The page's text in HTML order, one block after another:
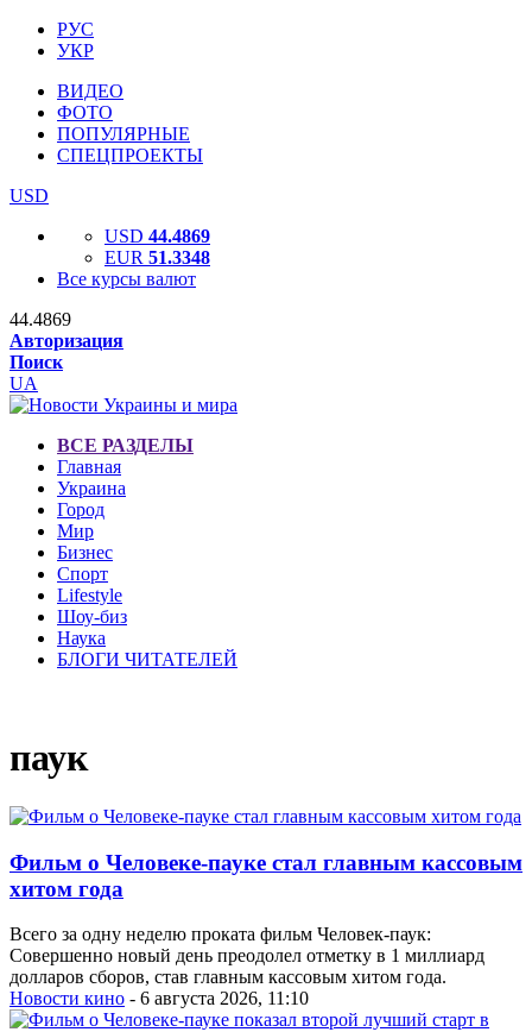
РУС
УКР
ВИДЕО
ФОТО
ПОПУЛЯРНЫЕ
СПЕЦПРОЕКТЫ
USD
USD 44.4869
EUR 51.3348
Все курсы валют
44.4869
Авторизация
Поиск
UA
ВСЕ РАЗДЕЛЫ
Главная
Украина
Город
Мир
Бизнес
Спорт
Lifestyle
Шоу-биз
Наука
БЛОГИ ЧИТАТЕЛЕЙ
паук
Фильм о Человеке-пауке стал главным кассовым
хитом года
Всего за одну неделю проката фильм Человек-паук:
Совершенно новый день преодолел отметку в 1 миллиард
долларов сборов, став главным кассовым хитом года.
Новости кино - 6 августа 2026, 11:10